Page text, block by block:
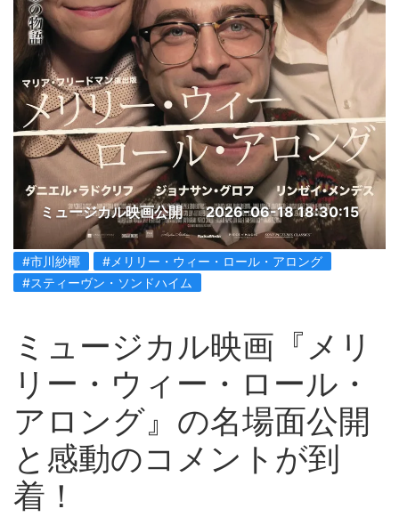
ミュージカル映画公開 2026-06-18 18:30:15
#市川紗椰
#メリリー・ウィー・ロール・アロング
#スティーヴン・ソンドハイム
ミュージカル映画『メリ
リー・ウィー・ロール・
アロング』の名場面公開
と感動のコメントが到
着！